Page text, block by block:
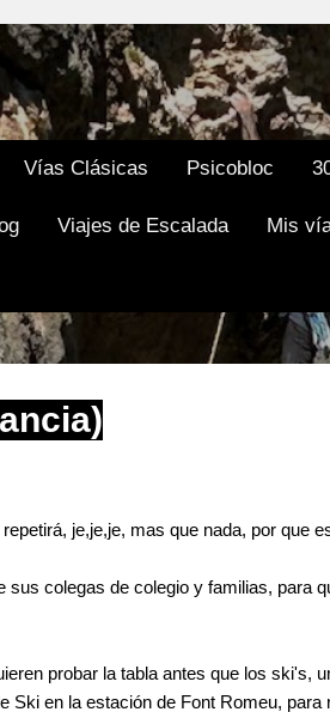
Ir al contenido principal
Vías Clásicas Psicobloc
Viajes de Escalada Mis
je,je,je, mas que nada, por que
colegas de colegio y familias, para
probar la tabla antes que los ski's,
en la estación de Font Romeu,